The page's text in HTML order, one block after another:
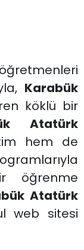
öğretmenleri
Karabük
köklü bir
Atatürk
hem de
öğrenme
Atatürk
web sitesi